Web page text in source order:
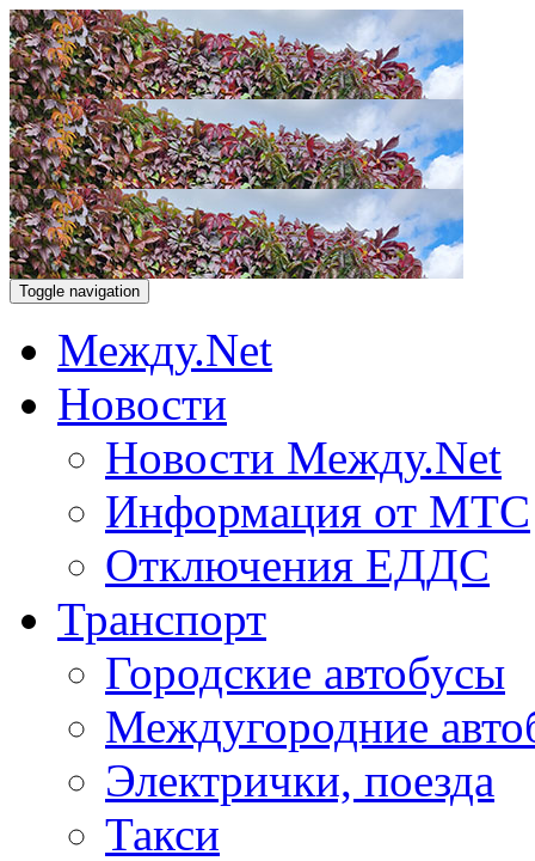
Toggle navigation
Между.Net
Новости
Новости Между.Net
Информация от МТС
Отключения ЕДДС
Транспорт
Городские автобусы
Междугородние
Электрички, поезда
Такси